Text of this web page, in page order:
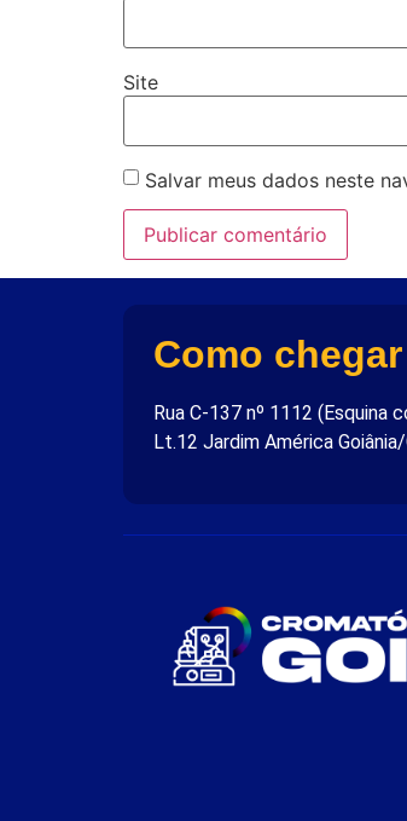
Site
Salvar meus dados neste
Como chegar
Rua C-137 nº 1112 (Esquina
Lt.12 Jardim América